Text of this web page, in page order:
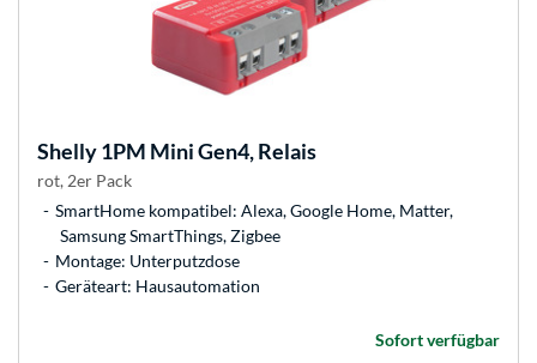
Shelly1PM Mini Gen4, Relais
rot, 2er Pack
SmartHome kompatibel: Alexa, Google Home, Matter,
Samsung SmartThings, Zigbee
Montage: Unterputzdose
Geräteart: Hausautomation
Sofort verfügbar